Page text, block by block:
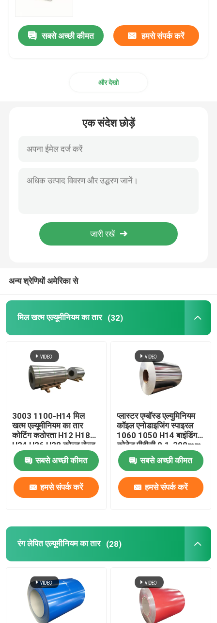
एल्यूमीनियम मिश्र धातु शीट
एल्युमिनियम स्क्वायर बार
एल्यूमिनियम एक्सट्रूज़न प्रोफाइल
एल्यूमीनियम पन्नी रोल
सबसे अच्छी कीमत हमसे संपर्क करें
और देखो
एक संदेश छोड़ें
अन्य श्रेणियों अमेरिका से
मिल खत्म एल्यूमीनियम का तार (32)
3003 1100-H14 मिल
खत्म एल्यूमीनियम का तार
कोटिंग कठोरता H12 H18
H24 H26 H28 कोल्ड रोल्ड
0.027
सबसे अच्छी कीमत
हमसे संपर्क करें
प्लास्टर एम्बॉस्ड एल्युमिनियम
कॉइल एनोडाइजिंग स्पाइरल
1060 1050 H14 बाइंडिंग
कोटेड पीवीसी 0.1-300mm
सबसे अच्छी कीमत
हमसे संपर्क करें
रंग लेपित एल्यूमीनियम का तार (28)